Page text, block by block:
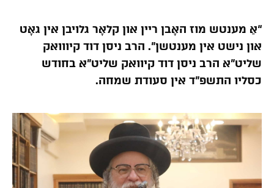
“אַ מענטש מוז האָבן ריין און קלאָר גלויבן אין גאָט
און נישט אין מענטשן”. הרב ניסן דוד קיווואק
שליט”א הרב ניסן דוד קיוואק שליט”א בחודש
כסליו התשפ”ד אין סעודת שמחה.